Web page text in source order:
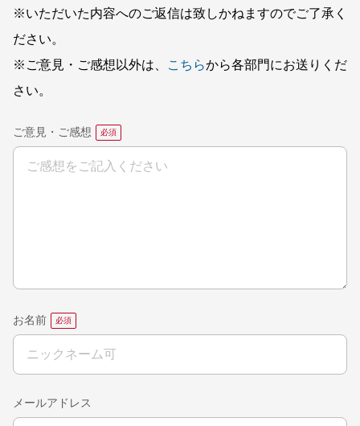
※いただいた内容へのご返信は致しかねますのでご了承く
ださい。
※ご意見・ご感想以外は、
こちらから各部門にお送りくだ
さい。
ご意見・ご感想
お名前
メールアドレス